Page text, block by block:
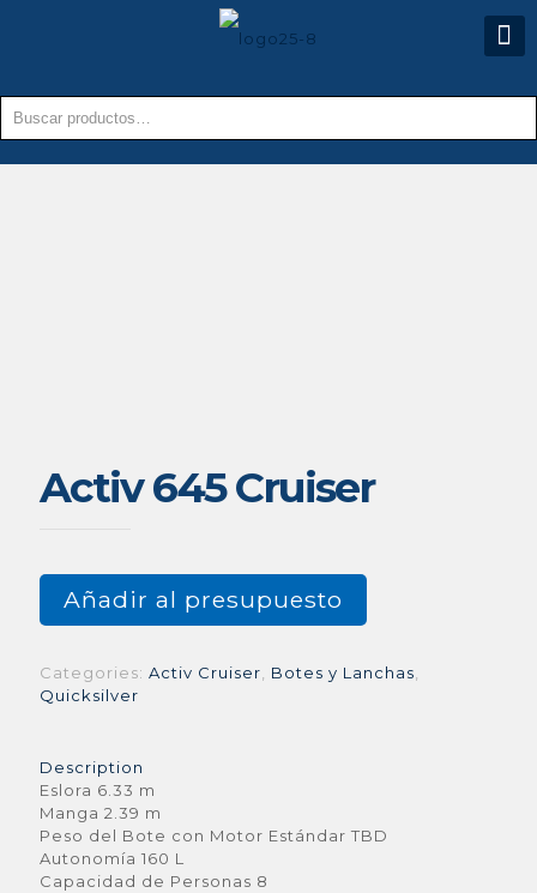
Activ 645 Cruiser
Añadir al presupuesto
Categories: Activ Cruiser Botes y Lanchas
Quicksilver
Description
Eslora 6.33 m
Manga 2.39 m
Peso del Bote con Motor Estándar TBD
Autonomía 160 L
Capacidad de Personas 8